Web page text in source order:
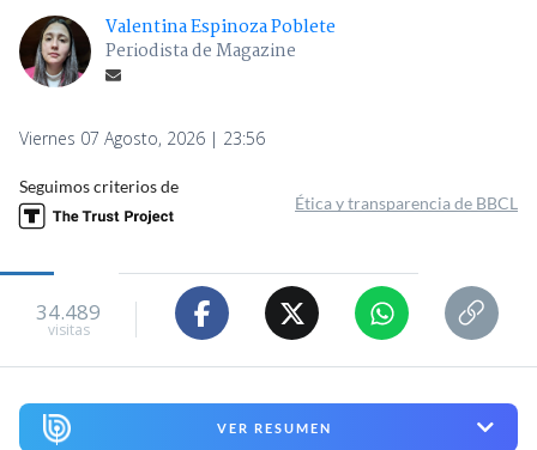
Valentina Espinoza Poblete
Periodista de Magazine
Viernes 07 Agosto, 2026 | 23:56
Seguimos criterios de
Ética y transparencia de BBCL
34.489
visitas
VER RESUMEN